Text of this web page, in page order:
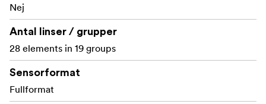
dammiga förhållanden.
Professionell biografkonstruktion:
fokus- och bländarringar som är kompatibla med
kontroll.
Nej
Antal linser / grupper
28 elements in 19 groups
Sensorformat
Fullformat